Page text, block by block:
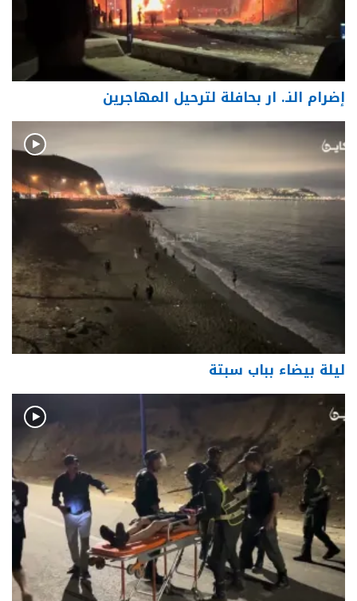
إضرام النـ. ار بحافلة لترحيل المهاجرين
ليلة بيضاء بباب سبتة